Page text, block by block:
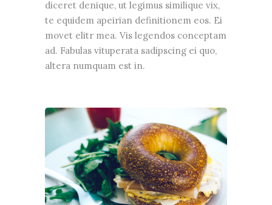
diceret denique, ut legimus similique vix,
te equidem apeirian definitionem eos. Ei
movet elitr mea. Vis legendos conceptam
ad. Fabulas vituperata sadipscing ei quo,
altera numquam est in.